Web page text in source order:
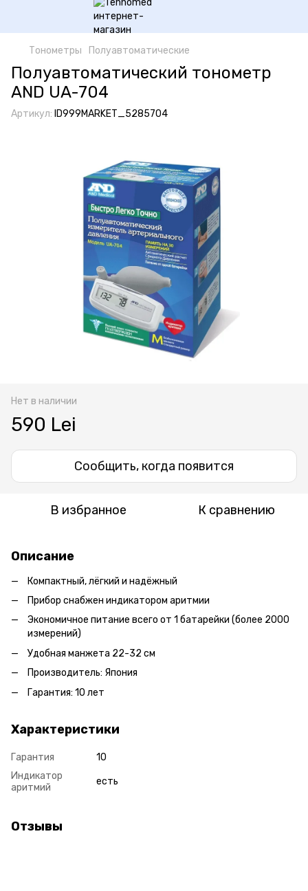
Тонометры Полуавтоматические
Полуавтоматический тонометр
AND UA-704
Артикул: ID999MARKET_5285704
Нет в наличии
590 Lei
Сообщить, когда появится
В избранное К сравнению
Описание
Компактный, лёгкий и надёжный
Прибор снабжен индикатором аритмии
Экономичное питание всего от 1 батарейки (более 2000
измерений)
Удобная манжета 22-32 см
Производитель: Япония
Гарантия: 10 лет
Характеристики
Гарантия
10
Индикатор
аритмий
есть
Отзывы